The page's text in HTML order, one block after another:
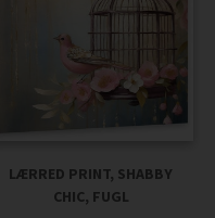
LÆRRED PRINT, SHABBY
CHIC, FUGL